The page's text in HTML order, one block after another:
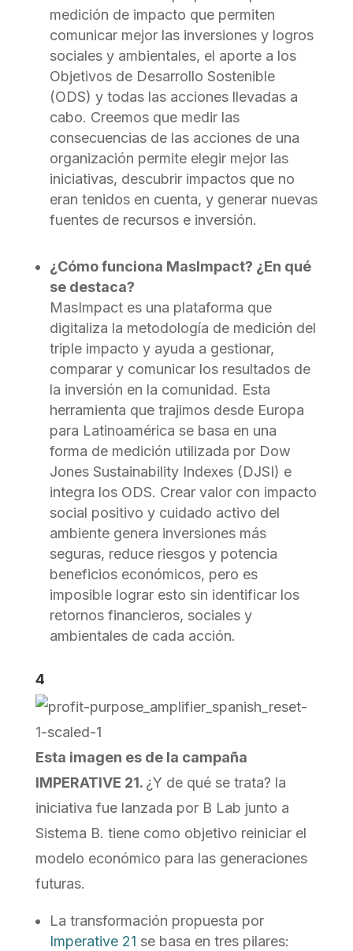
medición de impacto que permiten
comunicar mejor las inversiones y logros
sociales y ambientales, el aporte a los
Objetivos de Desarrollo Sostenible
(ODS) y todas las acciones llevadas a
cabo. Creemos que medir las
consecuencias de las acciones de una
organización permite elegir mejor las
iniciativas, descubrir impactos que no
eran tenidos en cuenta, y generar nuevas
fuentes de recursos e inversión.
¿Cómo funciona MasImpact? ¿En qué
se destaca?
MasImpact es una plataforma que
digitaliza la metodología de medición del
triple impacto y ayuda a gestionar,
comparar y comunicar los resultados de
la inversión en la comunidad. Esta
herramienta que trajimos desde Europa
para Latinoamérica se basa en una
forma de medición utilizada por Dow
Jones Sustainability Indexes (DJSI) e
integra los ODS. Crear valor con impacto
social positivo y cuidado activo del
ambiente genera inversiones más
seguras, reduce riesgos y potencia
beneficios económicos, pero es
imposible lograr esto sin identificar los
retornos financieros, sociales y
ambientales de cada acción.
4
Esta imagen es de la campaña
IMPERATIVE 21. ¿Y de qué se trata? la
iniciativa fue lanzada por B Lab junto a
Sistema B. tiene como objetivo reiniciar el
modelo económico para las generaciones
futuras.
La transformación propuesta por
Imperative 21 se basa en tres pilares: